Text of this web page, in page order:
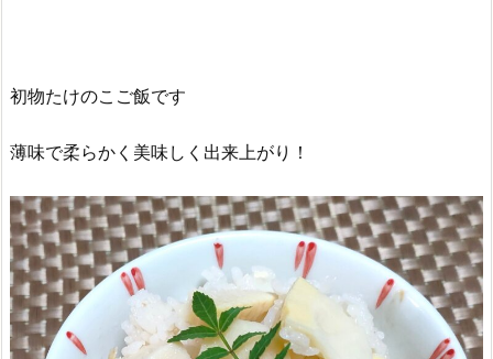
初物たけのこご飯です
薄味で柔らかく美味しく出来上がり！